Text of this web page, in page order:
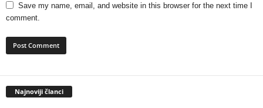
Save my name, email, and website in this browser for the next time I
comment.
Najnoviji članci